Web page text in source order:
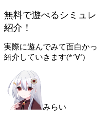
無料で遊べるシミュ
紹介！
実際に遊んでみて面白か
紹介していきます(*‘∀‘)
みらい